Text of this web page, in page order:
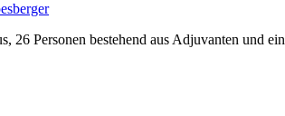
26 Personen bestehend aus Adjuvanten und